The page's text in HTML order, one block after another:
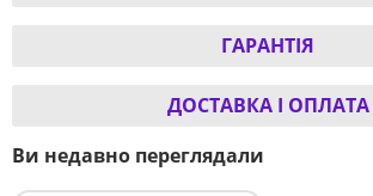
ГАРАНТІЯ
ДОСТАВКА І ОПЛАТА
Ви недавно переглядали